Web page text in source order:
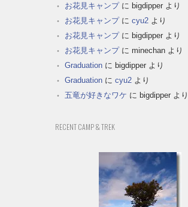
お花見キャンプに bigdipper より
お花見キャンプに cyu2 より
お花見キャンプに bigdipper より
お花見キャンプに minechan より
Graduation に bigdipper より
Graduation に cyu2 より
五竜が好きなワケ に bigdipper より
RECENT CAMP & TREK